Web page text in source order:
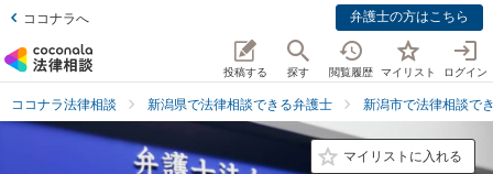
ココナラへ 弁護士の方はこちら
投稿する 探す 閲覧履歴 マイリスト ログイン
ココナラ法律相談 新潟県で法律相談できる弁護士 新潟市で法律相談で
マイリストに入れる